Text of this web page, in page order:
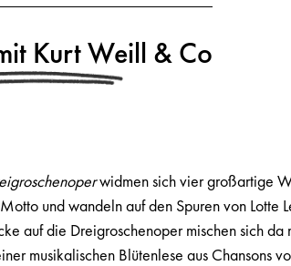
Kurt Weill & Co
widmen sich vier großartige
und wandeln auf den Spuren von Lotte
auf die Dreigroschenoper mischen sich da
musikalischen Blütenlese aus Chansons